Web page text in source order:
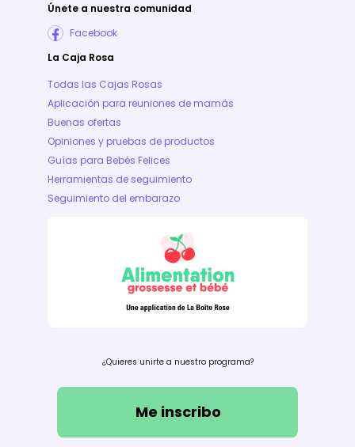
Únete a nuestra comunidad
Facebook
La Caja Rosa
Todas las Cajas Rosas
Aplicación para reuniones de mamás
Buenas ofertas
Opiniones y pruebas de productos
Guías para Bebés Felices
Herramientas de seguimiento
Seguimiento del embarazo
¿Quieres unirte a nuestro programa?
Me inscribo